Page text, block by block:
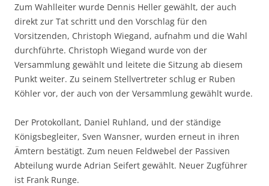
Zum Wahlleiter wurde Dennis Heller gewählt, der auch
direkt zur Tat schritt und den Vorschlag für den
Vorsitzenden, Christoph Wiegand, aufnahm und die Wahl
durchführte. Christoph Wiegand wurde von der
Versammlung gewählt und leitete die Sitzung ab diesem
Punkt weiter. Zu seinem Stellvertreter schlug er Ruben
Köhler vor, der auch von der Versammlung gewählt wurde.
Der Protokollant, Daniel Ruhland, und der ständige
Königsbegleiter, Sven Wansner, wurden erneut in ihren
Ämtern bestätigt. Zum neuen Feldwebel der Passiven
Abteilung wurde Adrian Seifert gewählt. Neuer Zugführer
ist Frank Runge.